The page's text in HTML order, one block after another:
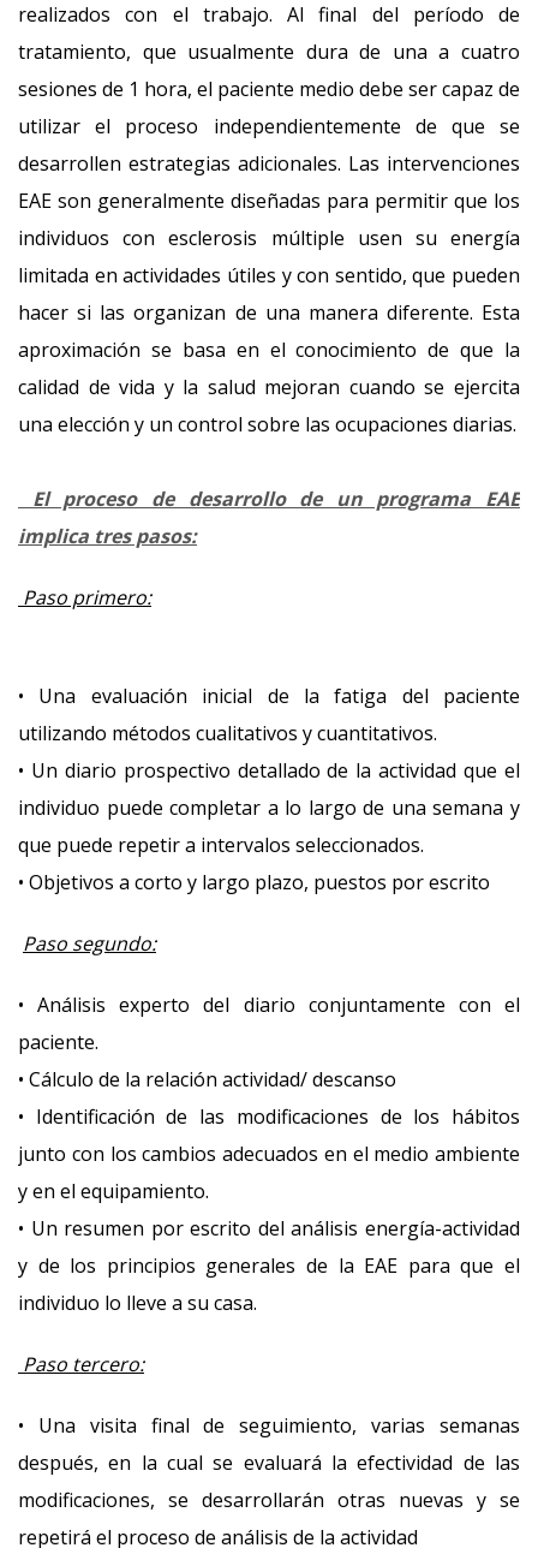
realizados con el trabajo. Al final del período de
tratamiento, que usualmente dura de una a cuatro
sesiones de 1 hora, el paciente medio debe ser capaz de
utilizar el proceso independientemente de que se
desarrollen estrategias adicionales. Las intervenciones
EAE son generalmente diseñadas para permitir que los
individuos con esclerosis múltiple usen su energía
limitada en actividades útiles y con sentido, que pueden
hacer si las organizan de una manera diferente. Esta
aproximación se basa en el conocimiento de que la
calidad de vida y la salud mejoran cuando se ejercita
una elección y un control sobre las ocupaciones diarias.
El proceso de desarrollo de un programa EAE
implica tres pasos:
Paso primero:
• Una evaluación inicial de la fatiga del paciente
utilizando métodos cualitativos y cuantitativos.
• Un diario prospectivo detallado de la actividad que el
individuo puede completar a lo largo de una semana y
que puede repetir a intervalos seleccionados.
• Objetivos a corto y largo plazo, puestos por escrito
Paso segundo:
• Análisis experto del diario conjuntamente con el
paciente.
• Cálculo de la relación actividad/ descanso
• Identificación de las modificaciones de los hábitos
junto con los cambios adecuados en el medio ambiente
y en el equipamiento.
• Un resumen por escrito del análisis energía-actividad
y de los principios generales de la EAE para que el
individuo lo lleve a su casa.
Paso tercero:
• Una visita final de seguimiento, varias semanas
después, en la cual se evaluará la efectividad de las
modificaciones, se desarrollarán otras nuevas y se
repetirá el proceso de análisis de la actividad